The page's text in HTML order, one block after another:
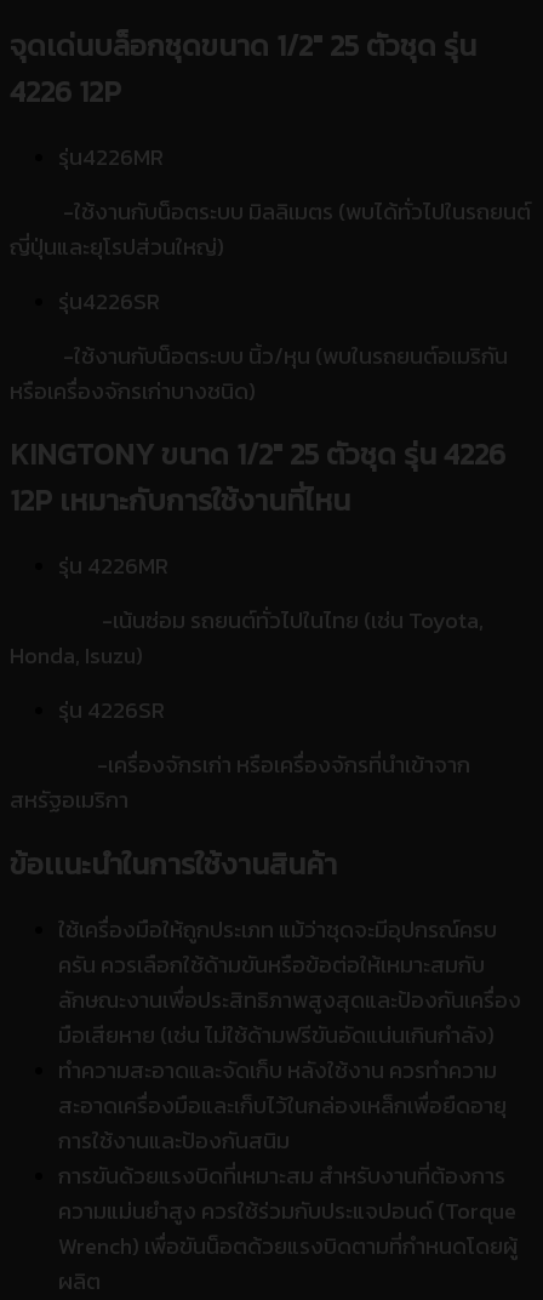
จุดเด่นบล็อกชุดขนาด 1/2″ 25 ตัวชุด รุ่น
4226 12P
รุ่น4226MR
-ใช้งานกับน็อตระบบ มิลลิเมตร (พบได้ทั่วไปในรถยนต์
ญี่ปุ่นและยุโรปส่วนใหญ่)
รุ่น4226SR
-ใช้งานกับน็อตระบบ นิ้ว/หุน (พบในรถยนต์อเมริกัน
หรือเครื่องจักรเก่าบางชนิด)
KINGTONY ขนาด 1/2″ 25 ตัวชุด รุ่น 4226
12P เหมาะกับการใช้งานที่ไหน
รุ่น 4226MR
-เน้นซ่อม รถยนต์ทั่วไปในไทย (เช่น Toyota,
Honda, Isuzu)
รุ่น 4226SR
-เครื่องจักรเก่า หรือเครื่องจักรที่นำเข้าจาก
สหรัฐอเมริกา
ข้อเเนะนำในการใช้งานสินค้า
ใช้เครื่องมือให้ถูกประเภท แม้ว่าชุดจะมีอุปกรณ์ครบ
ครัน ควรเลือกใช้ด้ามขันหรือข้อต่อให้เหมาะสมกับ
ลักษณะงานเพื่อประสิทธิภาพสูงสุดและป้องกันเครื่อง
มือเสียหาย (เช่น ไม่ใช้ด้ามฟรีขันอัดแน่นเกินกำลัง)
ทำความสะอาดและจัดเก็บ หลังใช้งาน ควรทำความ
สะอาดเครื่องมือและเก็บไว้ในกล่องเหล็กเพื่อยืดอายุ
การใช้งานและป้องกันสนิม
การขันด้วยแรงบิดที่เหมาะสม สำหรับงานที่ต้องการ
ความแม่นยำสูง ควรใช้ร่วมกับประแจปอนด์ (Torque
Wrench) เพื่อขันน็อตด้วยแรงบิดตามที่กำหนดโดยผู้
ผลิต